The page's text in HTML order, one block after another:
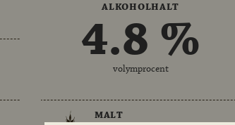
ALKOHOLHALT
4.8 %
volymprocent
MALT